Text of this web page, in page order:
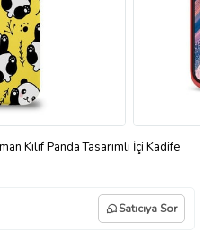
Kılıf Panda Tasarımlı İçi Kadife
Satıcıya Sor